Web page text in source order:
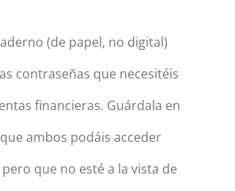
(de papel, no digital)
contraseñas que necesitéis
financieras. Guárdala en
ambos podáis acceder
que no esté a la vista de